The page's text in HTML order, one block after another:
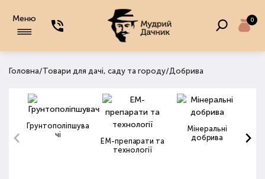
Меню 0
Головна/Товари для дачі, саду та городу/Добрива
Грунтополіпшува
чі
ЕМ-препарати та
технології
Мінеральні
добрива